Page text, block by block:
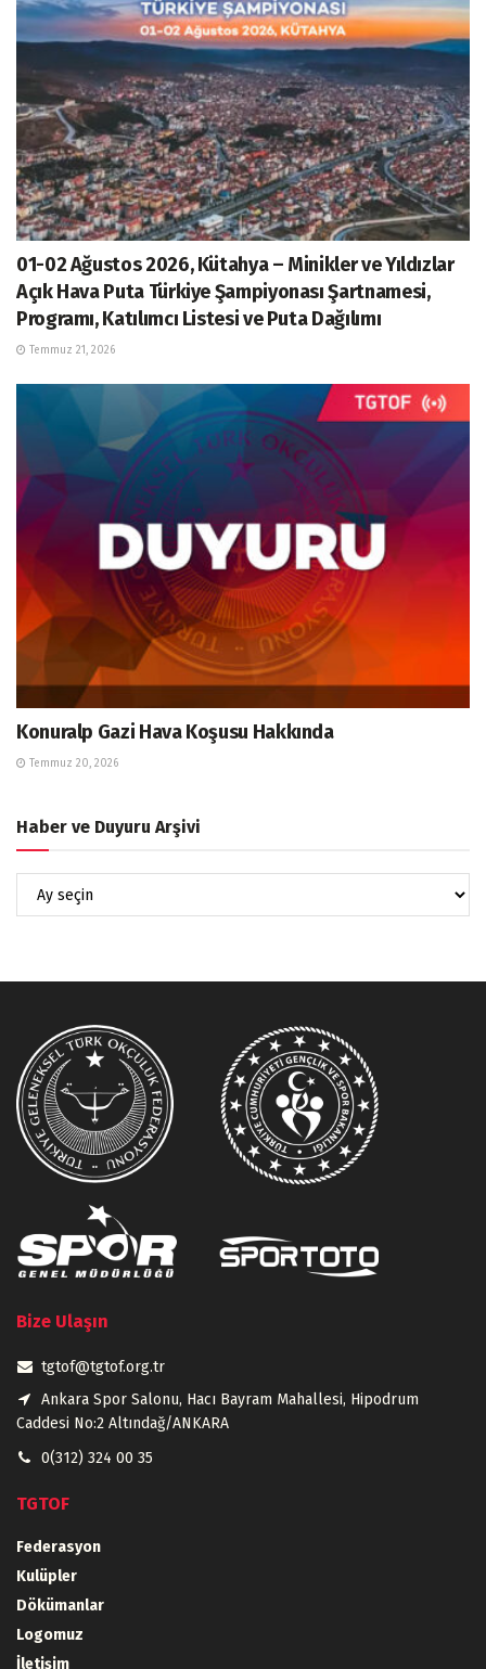
01-02 Ağustos 2026, Kütahya – Minikler ve Yıldızlar
Açık Hava Puta Türkiye Şampiyonası Şartnamesi,
Programı, Katılımcı Listesi ve Puta Dağılımı
Temmuz 21, 2026
Konuralp Gazi Hava Koşusu Hakkında
Temmuz 20, 2026
Haber ve Duyuru Arşivi
Bize Ulaşın
tgtof@tgtof.org.tr
Ankara Spor Salonu, Hacı Bayram Mahallesi, Hipodrum
Caddesi No:2 Altındağ/ANKARA
0(312) 324 00 35
TGTOF
Federasyon
Kulüpler
Dökümanlar
Logomuz
İletişim